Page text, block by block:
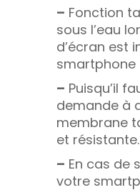
– Fonction
sous l’eau
d’écran est
smartphone
– Puisqu’il
demande à
membrane
et résistante.
– En cas de
votre